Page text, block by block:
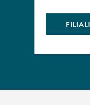
FILIALI